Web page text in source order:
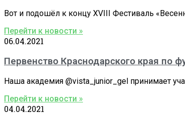
Вот и подошёл к концу XVIII Фестиваль
Перейти к новости »
06.04.2021
Первенство Краснодарского края по
Наша академия @vista_junior_gel принимает
Перейти к новости »
04.04.2021